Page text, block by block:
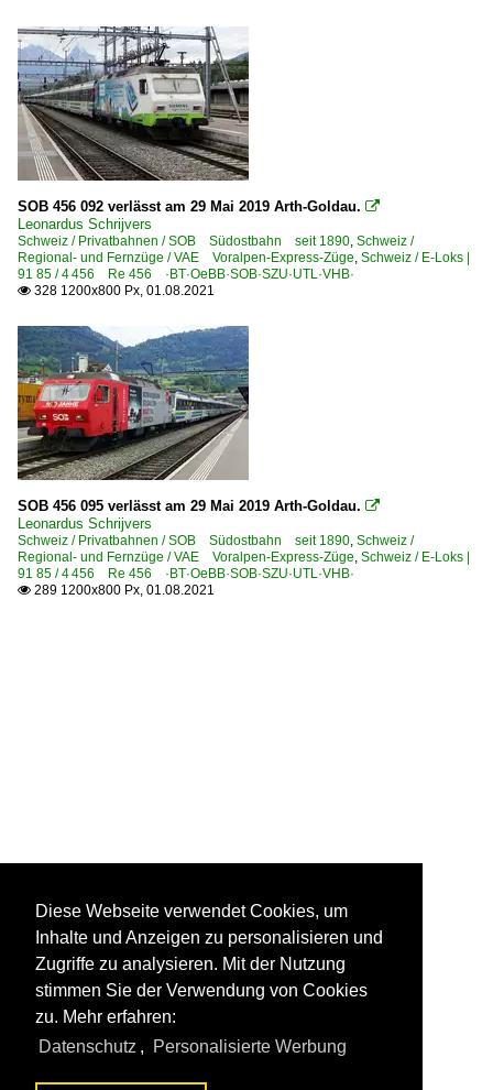
SOB 456 092 verlässt am 29 Mai 2019 Arth-Goldau. 
Leonardus Schrijvers
Schweiz / Privatbahnen / SOB Südostbahn seit 1890, Schweiz /
Regional- und Fernzüge / VAE Voralpen-Express-Züge, Schweiz / E-Loks |
91 85 / 4 456 Re 456 ·BT·OeBB·SOB·SZU·UTL·VHB·
 328 1200x800 Px, 01.08.2021
SOB 456 095 verlässt am 29 Mai 2019 Arth-Goldau. 
Leonardus Schrijvers
Schweiz / Privatbahnen / SOB Südostbahn seit 1890, Schweiz /
Regional- und Fernzüge / VAE Voralpen-Express-Züge, Schweiz / E-Loks |
91 85 / 4 456 Re 456 ·BT·OeBB·SOB·SZU·UTL·VHB·
 289 1200x800 Px, 01.08.2021
Diese Webseite verwendet Cookies, um
Inhalte und Anzeigen zu personalisieren und
Zugriffe zu analysieren. Mit der Nutzung
stimmen Sie der Verwendung von Cookies
zu. Mehr erfahren:
Datenschutz , Personalisierte Werbung